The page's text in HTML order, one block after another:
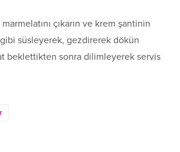
çıkarın ve krem şantinin
süsleyerek, gezdirerek dökün
beklettikten sonra dilimleyerek servis